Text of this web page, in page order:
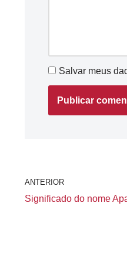
Salvar meus
ANTERIOR
Significado do nome